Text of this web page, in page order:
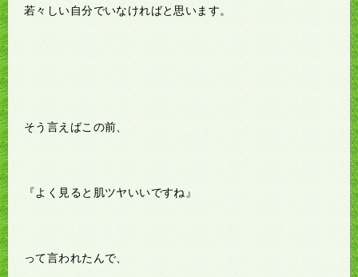
若々しい自分でいなければと思います。
そう言えばこの前、
『よく見ると肌ツヤいいですね』
って言われたんで、